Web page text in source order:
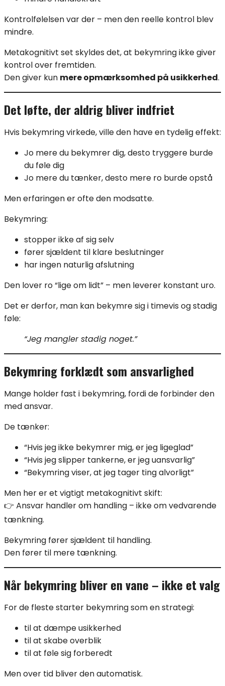
Kontrolfølelsen var der – men den reelle kontrol blev
mindre.
Metakognitivt set skyldes det, at bekymring ikke giver
kontrol over fremtiden.
Den giver kun mere opmærksomhed på usikkerhed.
Det løfte, der aldrig bliver indfriet
Hvis bekymring virkede, ville den have en tydelig effekt:
Jo mere du bekymrer dig, desto tryggere burde
du føle dig
Jo mere du tænker, desto mere ro burde opstå
Men erfaringen er ofte den modsatte.
Bekymring:
stopper ikke af sig selv
fører sjældent til klare beslutninger
har ingen naturlig afslutning
Den lover ro “lige om lidt” – men leverer konstant uro.
Det er derfor, man kan bekymre sig i timevis og stadig
føle:
“Jeg mangler stadig noget.”
Bekymring forklædt som ansvarlighed
Mange holder fast i bekymring, fordi de forbinder den
med ansvar.
De tænker:
“Hvis jeg ikke bekymrer mig, er jeg ligeglad”
“Hvis jeg slipper tankerne, er jeg uansvarlig”
“Bekymring viser, at jeg tager ting alvorligt”
Men her er et vigtigt metakognitivt skift:
👉 Ansvar handler om handling – ikke om vedvarende
tænkning.
Bekymring fører sjældent til handling.
Den fører til mere tænkning.
Når bekymring bliver en vane – ikke et valg
For de fleste starter bekymring som en strategi:
til at dæmpe usikkerhed
til at skabe overblik
til at føle sig forberedt
Men over tid bliver den automatisk.